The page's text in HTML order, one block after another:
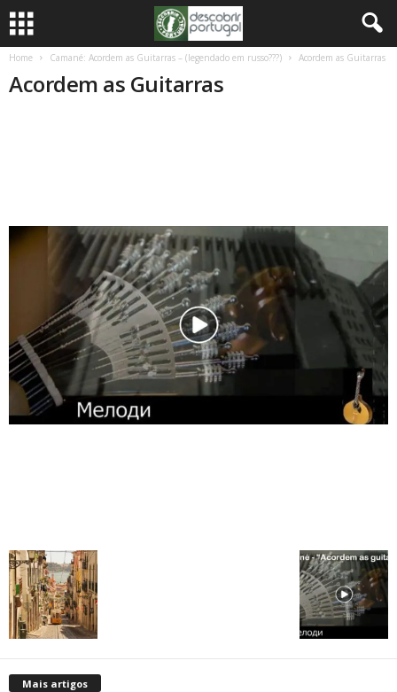
Home Camané: Acordem as Guitarras – (legendado em russo???) Acordem as Guitarras
Acordem as Guitarras
Mais artigos